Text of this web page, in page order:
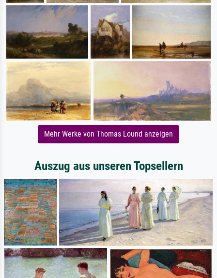
Mehr Werke von Thomas Lound anzeigen
Auszug aus unseren Topsellern